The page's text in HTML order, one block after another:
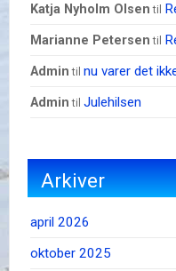
Katja Nyholm Olsen til
Marianne Petersen til
admin til nu varer det
admin til Julehilsen
Arkiver
april 2026
oktober 2025